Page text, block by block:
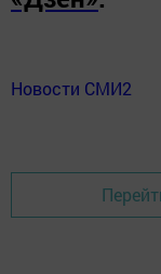
Новости СМИ2